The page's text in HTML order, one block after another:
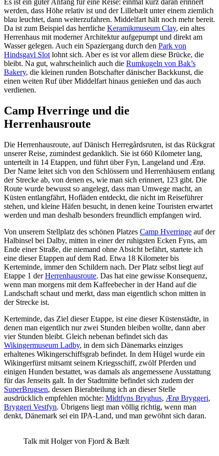
Es ist ein guter Anfang für eine Reise: einmal kurz daran erinnert
werden, dass Höhe relativ ist und der Lillebælt unter einem ziemlich
blau leuchtet, dann weiterzufahren. Middelfart hält noch mehr bereit.
Da ist zum Beispiel das herrliche Keramikmuseum Clay, ein altes
Herrenhaus mit moderner Architektur aufgepumpt und direkt am
Wasser gelegen. Auch ein Spaziergang durch den Park von
Hindsgavl Slotlohnt sich. Aber es ist vor allem diese Brücke, die
bleibt. Na gut, wahrscheinlich auch die Rumkugeln von Bak’s
Bakery, die kleinen runden Botschafter dänischer Backkunst, die
einen weiten Ruf über Middelfart hinaus genießen und das auch
verdienen.
Camp Hverringe und die
Herrenhausroute
Die Herrenhausroute, auf Dänisch Herregårdsruten, ist das Rückgrat
unserer Reise, zumindest gedanklich. Sie ist 660 Kilometer lang,
unterteilt in 14 Etappen, und führt über Fyn, Langeland und Ærø.
Der Name leitet sich von den Schlössern und Herrenhäusern entlang
der Strecke ab, von denen es, wie man sich erinnert, 123 gibt. Die
Route wurde bewusst so angelegt, dass man Umwege macht, an
Küsten entlangfährt, Hofläden entdeckt, die nicht im Reiseführer
stehen, und kleine Häfen besucht, in denen keine Touristen erwartet
werden und man deshalb besonders freundlich empfangen wird.
Von unserem Stellplatz des schönen Platzes Camp Hverringe auf der
Halbinsel bei Dalby, mitten in einer der ruhigsten Ecken Fyns, am
Ende einer Straße, die niemand ohne Absicht befährt, startete ich
eine dieser Etappen auf dem Rad. Etwa 18 Kilometer bis
Kerteminde, immer den Schildern nach. Der Platz selbst liegt auf
Etappe 1 derHerrenhausroute. Das hat eine gewisse Konsequenz,
wenn man morgens mit dem Kaffeebecher in der Hand auf die
Landschaft schaut und merkt, dass man eigentlich schon mitten in
der Strecke ist.
Kerteminde, das Ziel dieser Etappe, ist eine dieser Küstenstädte, in
denen man eigentlich nur zwei Stunden bleiben wollte, dann aber
vier Stunden bleibt. Gleich nebenan befindet sich das
Wikingermuseum Ladby, in dem sich Dänemarks einziges
erhaltenes Wikingerschiffsgrab befindet. In dem Hügel wurde ein
Wikingerfürst mitsamt seinem Kriegsschiff, zwölf Pferden und
einigen Hunden bestattet, was damals als angemessene Ausstattung
für das Jenseits galt. In der Stadtmitte befindet sich zudem der
SuperBrugsen, dessen Bierabteilung ich an dieser Stelle
ausdrücklich empfehlen möchte: Midtfyns Bryghus, Ærø Bryggeri,
Bryggeri Vestfyn. Übrigens liegt man völlig richtig, wenn man
denkt, Dänemark sei ein IPA-Land, und man gewöhnt sich daran.
Talk mit Holger von Fjord & Bælt